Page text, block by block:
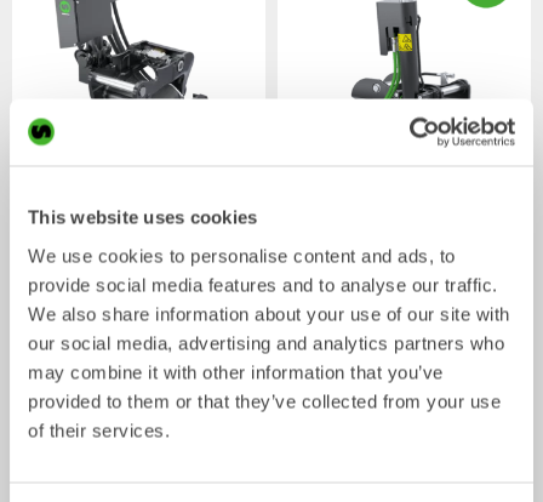
This website uses cookies
We use cookies to personalise content and ads, to
provide social media features and to analyse our traffic.
We also share information about your use of our site with
our social media, advertising and analytics partners who
may combine it with other information that you’ve
provided to them or that they’ve collected from your use
of their services.
XTR7